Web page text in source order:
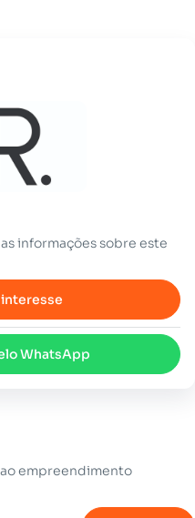
informações sobre este
WhatsApp
empreendimento